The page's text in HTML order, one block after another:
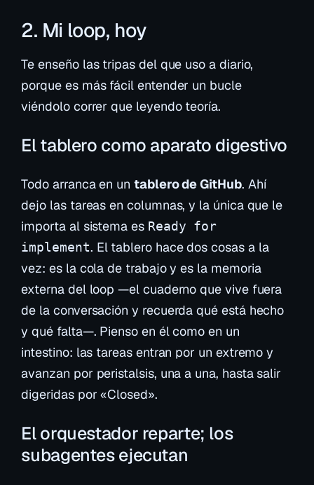
2. Mi loop, hoy
Te enseño las tripas del que uso a diario,
porque es más fácil entender un bucle
viéndolo correr que leyendo teoría.
El tablero como aparato digestivo
Todo arranca en untablero de GitHub. Ahí
dejo las tareas en columnas, y la única que le
importa al sistema es Ready for
implement. El tablero hace dos cosas a la
vez: es la cola de trabajo y es la memoria
externa del loop —el cuaderno que vive fuera
de la conversación y recuerda qué está hecho
y qué falta—. Pienso en él como en un
intestino: las tareas entran por un extremo y
avanzan por peristalsis, una a una, hasta salir
digeridas por «Closed».
El orquestador reparte; los
subagentes ejecutan